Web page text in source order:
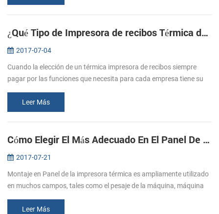
¿Qué Tipo de Impresora de recibos Térmica debo Comprar?
2017-07-04
Cuando la elección de un térmica impresora de recibos siempre
pagar por las funciones que necesita para cada empresa tiene su
requisitos s...
Leer Más
Cómo Elegir El Más Adecuado En El Panel De La Impresora
2017-07-21
Montaje en Panel de la impresora térmica es ampliamente utilizado
en muchos campos, tales como el pesaje de la máquina, máquina
impresió...
Leer Más